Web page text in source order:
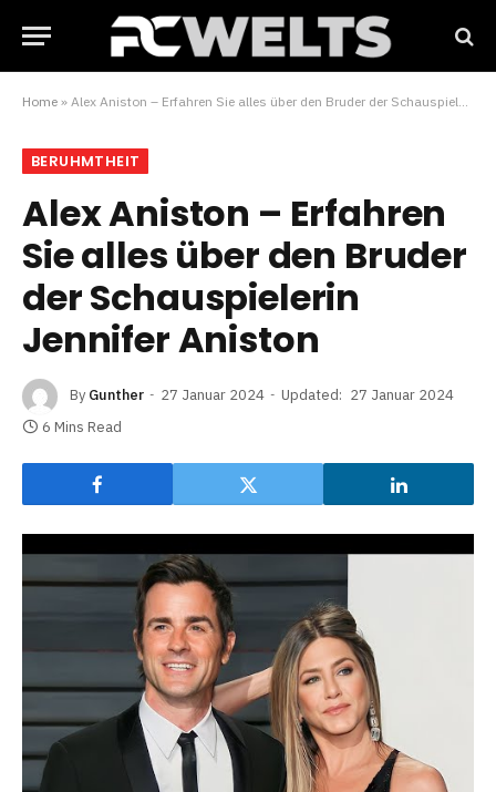
Home » Alex Aniston – Erfahren Sie alles über den Bruder der Schauspielerin Jennifer Aniston
BERUHMTHEIT
Alex Aniston – Erfahren
Sie alles über den Bruder
der Schauspielerin
Jennifer Aniston
By Gunther 27 Januar 2024 Updated: 27 Januar 2024
6 Mins Read